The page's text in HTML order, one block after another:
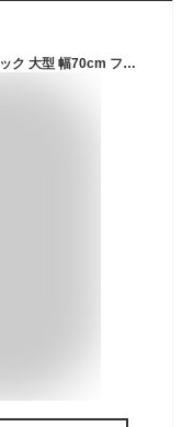
Wisfor フラワースタンド 木製 3段 ガーデンラック 大型 幅70cm フラワーラック 園芸ラック 植物棚 肉植物 観葉植物 室内/屋外/ベランダ プランタースタンド 花置き棚 植木鉢スタンド 花台 オープンラック ブラウン